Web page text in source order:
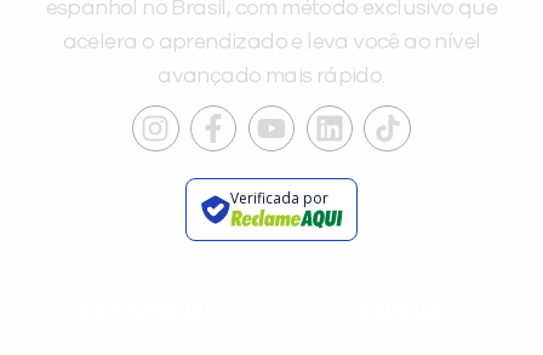
espanhol no Brasil, com método exclusivo que
acelera o aprendizado e leva você ao nível
avançado mais rápido.
Verificada por